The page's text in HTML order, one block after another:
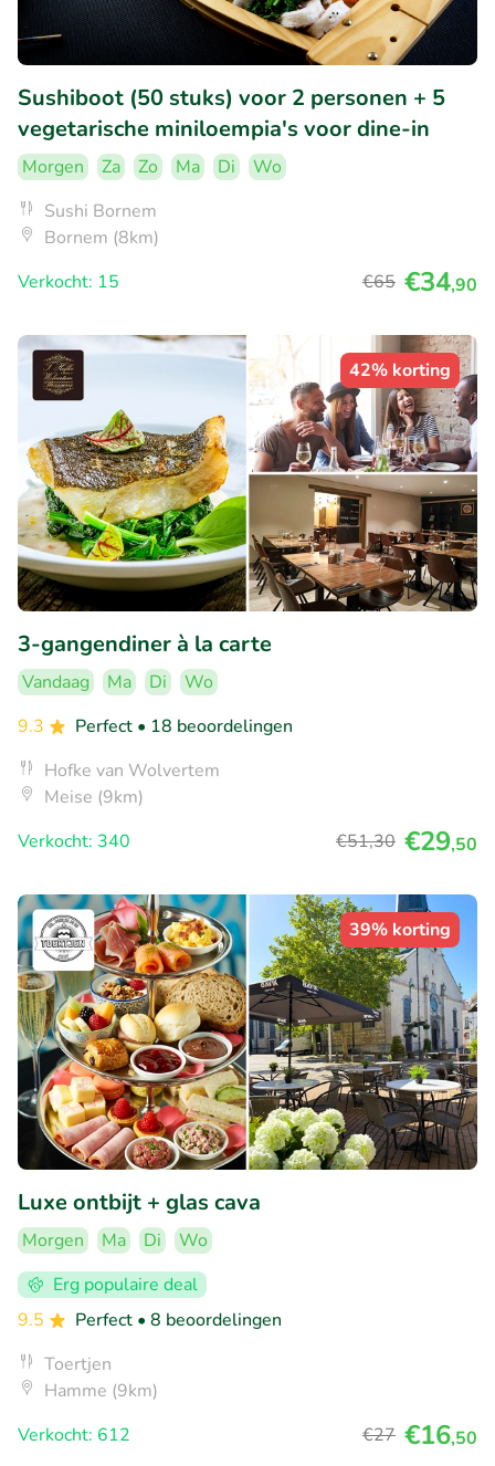
Sushiboot (50 stuks) voor 2 personen + 5
vegetarische miniloempia's voor dine-in
Morgen Za Zo Ma Di
Wo
Sushi Bornem
Bornem (8km)
Verkocht: 15
€65 €34,90
42% korting
3-gangendiner à la carte
Vandaag Ma Di
Wo
9.3
Perfect • 18 beoordelingen
Hofke van Wolvertem
Meise (9km)
Verkocht: 340
€51,30 €29,50
39% korting
Luxe ontbijt + glas cava
Morgen Ma Di
Wo
Erg populaire deal
9.5
Perfect • 8 beoordelingen
Toertjen
Hamme (9km)
Verkocht: 612
€27 €16,50